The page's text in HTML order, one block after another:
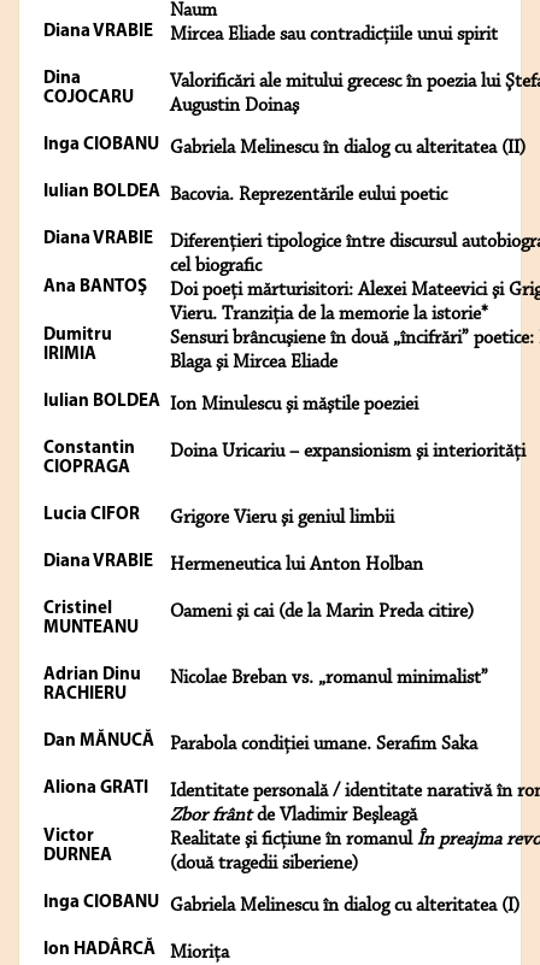
Naum
Diana VRABIE Mircea Eliade sau contradicţiile unui spirit
Dina
COJOCARU
Valorificări ale mitului grecesc în poezia lui
Augustin Doinaş
Inga CIOBANU Gabriela Melinescu în dialog cu alteritatea (II)
Iulian BOLDEA Bacovia. Reprezentările eului poetic
Diana VRABIE
Diferenţieri tipologice între discursul
cel biografic
Ana BANTOŞ
Doi poeţi mărturisitori: Alexei Mateevici şi
Vieru. Tranziţia de la memorie la istorie*
Dumitru
IRIMIA
Sensuri brâncuşiene în două „încifrări” poetice:
Blaga şi Mircea Eliade
Iulian BOLDEA Ion Minulescu şi măştile poeziei
Constantin
CIOPRAGA
Doina Uricariu – expansionism şi interiorităţi
Lucia CIFOR Grigore Vieru şi geniul limbii
Diana VRABIE Hermeneutica lui Anton Holban
Cristinel
MUNTEANU
Oameni şi cai (de la Marin Preda citire)
Adrian Dinu
RACHIERU
Nicolae Breban vs. „romanul minimalist”
Dan MĂNUCĂ Parabola condiţiei umane. Serafim Saka
Aliona GRATI
Identitate personală / identitate narativă în
Zbor frântde Vladimir Beşleagă
Victor
DURNEA
Realitate şi ficţiune în romanulÎn preajma
(două tragedii siberiene)
Inga CIOBANU Gabriela Melinescu în dialog cu alteritatea (I)
Ion HADÂRCĂ Mioriţa